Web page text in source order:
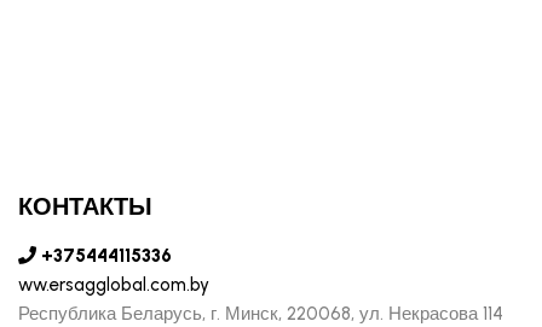
КОНТАКТЫ
+375444115336
ww.ersagglobal.com.by
Республика Беларусь, г. Минск, 220068, ул. Некрасова 114